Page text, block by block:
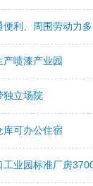
便利、周围劳动力
喷漆产业园
独立场院
库可办公住宿
工业园标准厂房